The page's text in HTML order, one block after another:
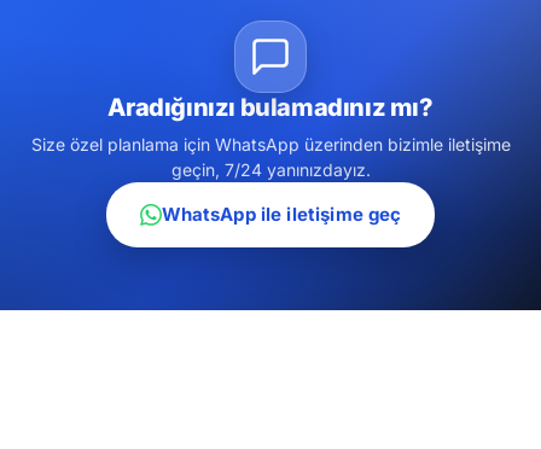
Aradığınızı bulamadınız mı?
Size özel planlama için WhatsApp üzerinden bizimle iletişime
geçin, 7/24 yanınızdayız.
WhatsApp ile iletişime geç